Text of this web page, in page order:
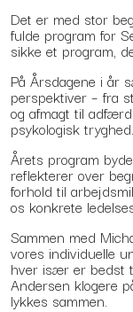
Det er med stor
fulde program for
sikke et program,
På Årsdagene i år
perspektiver – fra
og afmagt til
psykologisk tryghed.
Årets program
reflekterer over
forhold til
os konkrete
Sammen med
vores individuelle
hver især er bedst
Andersen klogere
lykkes sammen.